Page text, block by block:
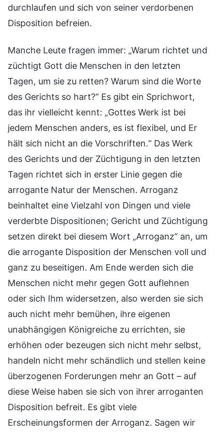
durchlaufen und sich von seiner verdorbenen
Disposition befreien.
Manche Leute fragen immer: „Warum richtet und
züchtigt Gott die Menschen in den letzten
Tagen, um sie zu retten? Warum sind die Worte
des Gerichts so hart?“ Es gibt ein Sprichwort,
das ihr vielleicht kennt: „Gottes Werk ist bei
jedem Menschen anders, es ist flexibel, und Er
hält sich nicht an die Vorschriften.“ Das Werk
des Gerichts und der Züchtigung in den letzten
Tagen richtet sich in erster Linie gegen die
arrogante Natur der Menschen. Arroganz
beinhaltet eine Vielzahl von Dingen und viele
verderbte Dispositionen; Gericht und Züchtigung
setzen direkt bei diesem Wort „Arroganz“ an, um
die arrogante Disposition der Menschen voll und
ganz zu beseitigen. Am Ende werden sich die
Menschen nicht mehr gegen Gott auflehnen
oder sich Ihm widersetzen, also werden sie sich
auch nicht mehr bemühen, ihre eigenen
unabhängigen Königreiche zu errichten, sie
erhöhen oder bezeugen sich nicht mehr selbst,
handeln nicht mehr schändlich und stellen keine
überzogenen Forderungen mehr an Gott – auf
diese Weise haben sie sich von ihrer arroganten
Disposition befreit. Es gibt viele
Erscheinungsformen der Arroganz. Sagen wir